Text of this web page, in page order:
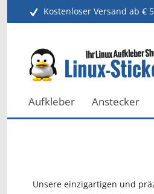
Kostenloser Versand ab €
Aufkleber Anstecker
Unsere einzigartigen und